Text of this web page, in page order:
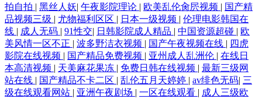
拍自拍 | 黑丝人妖| 午夜影院理论 | 欧美乱伦肏屄视频 | 国产精
品视频三级 | 尤物福利区区 | 日本一级视频 | 伦理电影韩国在
线 | 成人无码 | 91性交| 日韩影院成人精品 | 中国资源超碰 | 欧
美风情一区不正 | 波多野洁衣视频 | 国产午夜视频在线 | 四虎
影院在线视频 | 国产精品免费视频 | 亚州成人乱洲伦 | 在线日
本高清视频 | 天美麻花果冻 | 免费日韩在线视频 | 最新三级网
站在线 | 国产精品不卡二区 | 乱伦五月天婷婷 | av绯色无码| 三
级在线观看网站 | 亚洲午夜剧场 | 一区在线观看 | 成人三级欧